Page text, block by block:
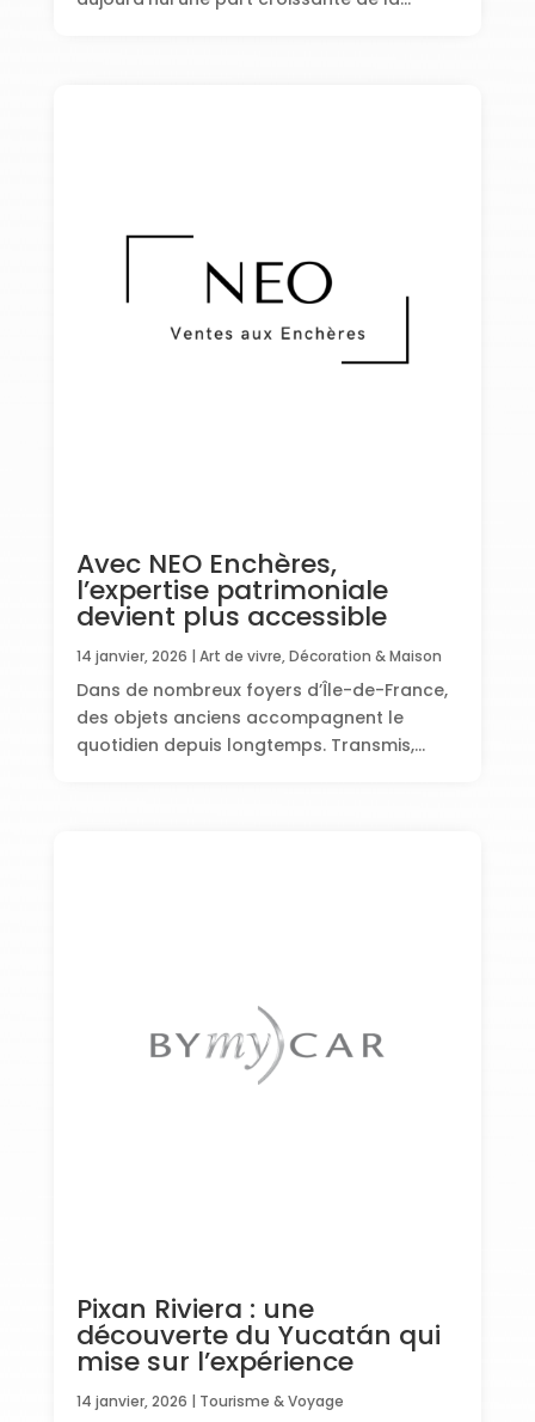
Avec NEO Enchères,
l’expertise patrimoniale
devient plus accessible
14 janvier, 2026 | Art de vivre,Décoration & Maison
Dans de nombreux foyers d’Île-de-France,
des objets anciens accompagnent le
quotidien depuis longtemps. Transmis,...
Pixan Riviera : une
découverte du Yucatán qui
mise sur l’expérience
14 janvier, 2026 | Tourisme & Voyage